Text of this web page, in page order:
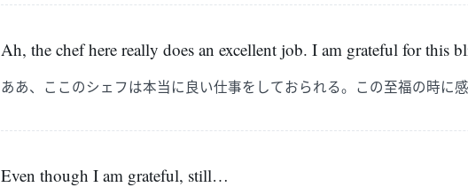
Ah, the chef here really does an excellent job. I am grateful for this
ああ、ここのシェフは本当に良い仕事をしておられる。この至福の時に
Even though I am grateful, still…